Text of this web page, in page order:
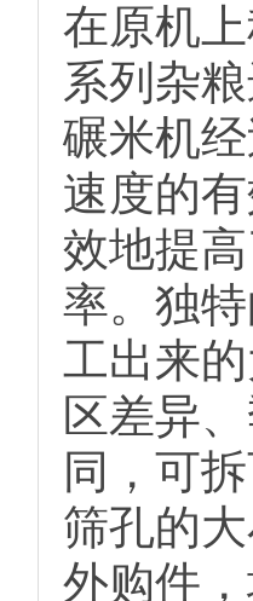
在原机
系列杂
碾米机
速度的
效地提
率。独
工出来
区差异
同，可
筛孔的
外购件